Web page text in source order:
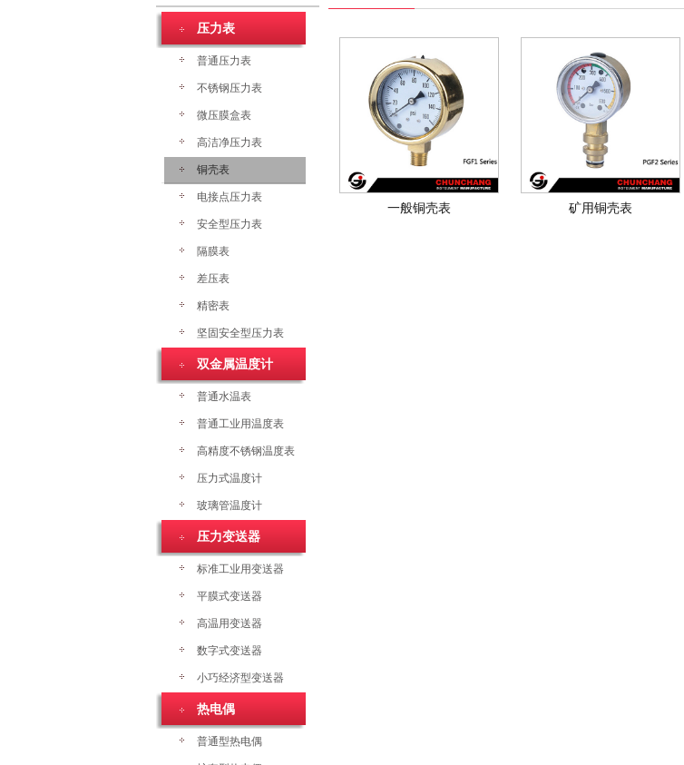
压力表
普通压力表
不锈钢压力表
微压膜盒表
高洁净压力表
铜壳表
电接点压力表
安全型压力表
隔膜表
差压表
精密表
坚固安全型压力表
双金属温度计
普通水温表
普通工业用温度表
高精度不锈钢温度表
压力式温度计
玻璃管温度计
压力变送器
标准工业用变送器
平膜式变送器
高温用变送器
数字式变送器
小巧经济型变送器
热电偶
普通型热电偶
一般铜壳表 矿用铜壳表